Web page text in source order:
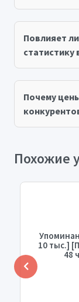
Повлияет
статистику
Почему
Похожие
10 тыс.]
48